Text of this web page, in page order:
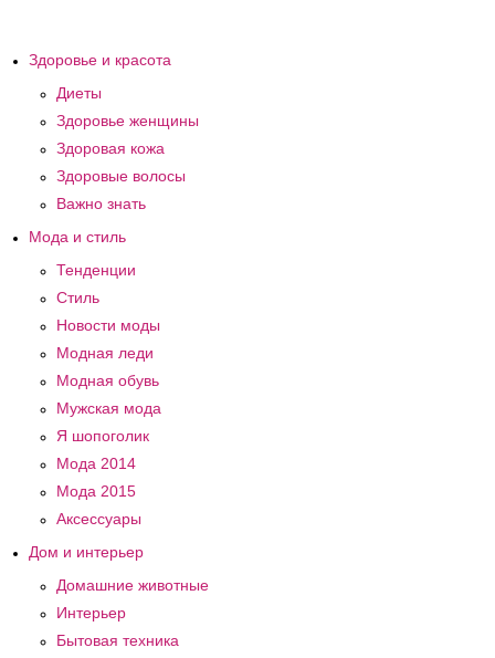
Здоровье и красота
Диеты
Здоровье женщины
Здоровая кожа
Здоровые волосы
Важно знать
Мода и стиль
Тенденции
Стиль
Новости моды
Модная леди
Модная обувь
Мужская мода
Я шопоголик
Мода 2014
Мода 2015
Аксессуары
Дом и интерьер
Домашние животные
Интерьер
Бытовая техника